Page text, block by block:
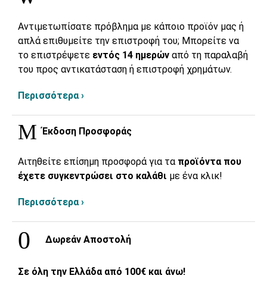
Αντιμετωπίσατε πρόβλημα με κάποιο προϊόν μας ή
απλά επιθυμείτε την επιστροφή του; Μπορείτε να
το επιστρέψετε εντός 14 ημερών από τη παραλαβή
του προς αντικατάσταση ή επιστροφή χρημάτων.
Περισσότερα ›
Έκδοση Προσφοράς
Αιτηθείτε επίσημη προσφορά για τα προϊόντα που
έχετε συγκεντρώσει στο καλάθι με ένα κλικ!
Περισσότερα ›
Δωρεάν Αποστολή
Σε όλη την Ελλάδα από 100€ και άνω!